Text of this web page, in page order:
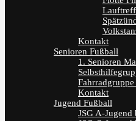
Lauftreff
Kontakt
Senioren Fußball
1. Senioren
Kontakt
Jugend Fußball
JSG A-Jugend